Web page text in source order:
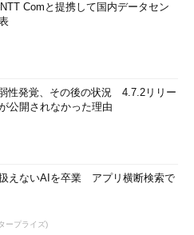
Comと提携して国内データセン
性発覚、その後の状況 4.7.2リリー
公開されなかった理由
えないAIを卒業 アプリ横断検索で
ープライズ)